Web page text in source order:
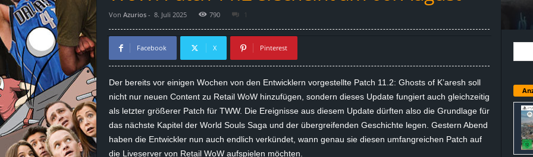
i
n
s
g
Von Azurios- 8. Juli 2025 790 1
Facebook X Pinterest
Der bereits vor einigen Wochen von den Entwicklern vorgestellte Patch 11.2: Ghosts of K’aresh soll
nicht nur neuen Content zu Retail WoW hinzufügen, sondern dieses Update fungiert auch gleichzeitig
als letzter größerer Patch für TWW. Die Ereignisse aus diesem Update dürften also die Grundlage für
das nächste Kapitel der World Souls Saga und der übergreifenden Geschichte legen. Gestern Abend
haben die Entwickler nun auch endlich verkündet, wann genau sie diesen umfangreichen Patch auf
die Liveserver von Retail WoW aufspielen möchten.